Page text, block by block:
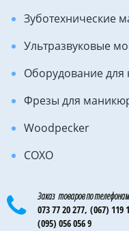
Зуботехнические
Ультразвуковые
Оборудование для
Фрезы для
Woodpecker
COXO
Заказ товаров по телефонам
073 77 20 277, (067) 119
(095) 056 056 9